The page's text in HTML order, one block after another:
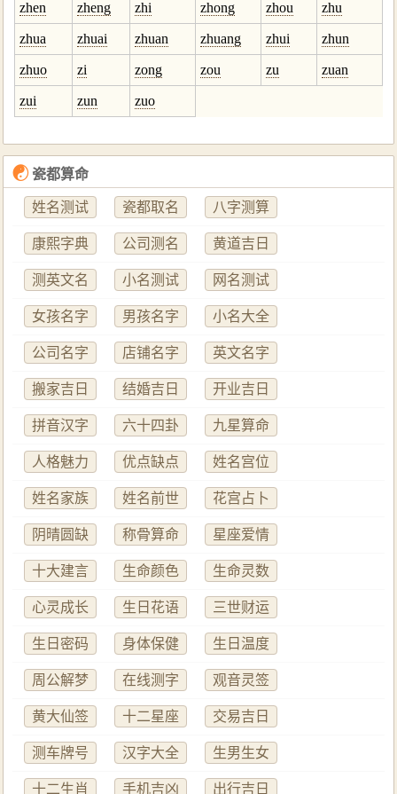
zhen zheng zhi zhong zhou zhu
zhua zhuai zhuan zhuang zhui zhun
zhuo zi zong zou zu zuan
zui zun zuo
☯瓷都算命
姓名测试 瓷都取名 八字测算
康熙字典 公司测名 黄道吉日
测英文名 小名测试 网名测试
女孩名字 男孩名字 小名大全
公司名字 店铺名字 英文名字
搬家吉日 结婚吉日 开业吉日
拼音汉字 六十四卦 九星算命
人格魅力 优点缺点 姓名宫位
姓名家族 姓名前世 花宫占卜
阴晴圆缺 称骨算命 星座爱情
十大建言 生命颜色 生命灵数
心灵成长 生日花语 三世财运
生日密码 身体保健 生日温度
周公解梦 在线测字 观音灵签
黄大仙签 十二星座 交易吉日
测车牌号 汉字大全 生男生女
十二生肖 手机吉凶 出行吉日